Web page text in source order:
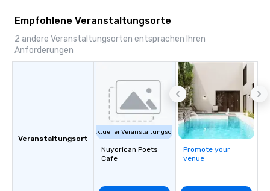
and professionalism. Zorz Studios is
imagery, but the
and creative spark
collaboration
unforgettable.
Empfohlene Veranstaltungsorte
2 andere Veranstaltungsorten entsprachen Ihren
Anforderungen
Veranstaltungsort
Aktueller Veranstaltungsort
Nuyorican Poets
Cafe
Promote your
venue